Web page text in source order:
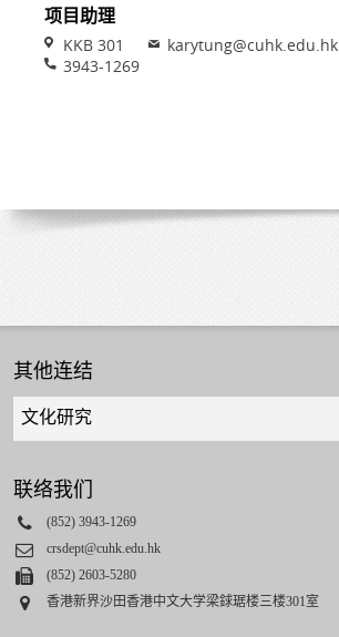
项目助理
VenueKKB 301 Emailkarytung@cuhk.edu.hk
Phone3943-1269
其他连结
Quick
links
select
联络我们
Phone
(852) 3943-1269
Email
crsdept@cuhk.edu.hk
Fax(852) 2603-5280
Address
香港新界沙田香港中文大学梁銶琚楼三楼301室